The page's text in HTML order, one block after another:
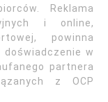
Reklama
i online,
powinna
w
partnera
z OCP